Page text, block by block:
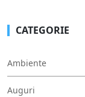
CATEGORIE
Ambiente
Auguri